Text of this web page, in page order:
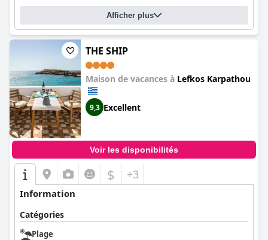
Afficher plus
THE SHIP
Maison de vacances à Lefkos Karpathou
9,3 Excellent
Voir les disponibilités
$ +3
Information
Catégories
Plage